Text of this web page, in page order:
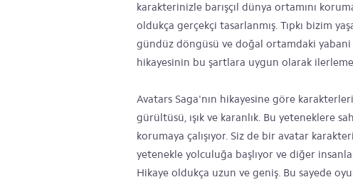
karakterinizle barışçıl dünya ortamını
oldukça gerçekçi tasarlanmış. Tıpkı bizim
gündüz döngüsü ve doğal ortamdaki yabani
hikayesinin bu şartlara uygun olarak
Avatars Saga'nın hikayesine göre
gürültüsü, ışık ve karanlık. Bu yeteneklere
korumaya çalışıyor. Siz de bir avatar
yetenekle yolculuğa başlıyor ve diğer
Hikaye oldukça uzun ve geniş. Bu sayede